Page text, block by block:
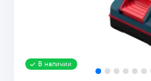
В наличии